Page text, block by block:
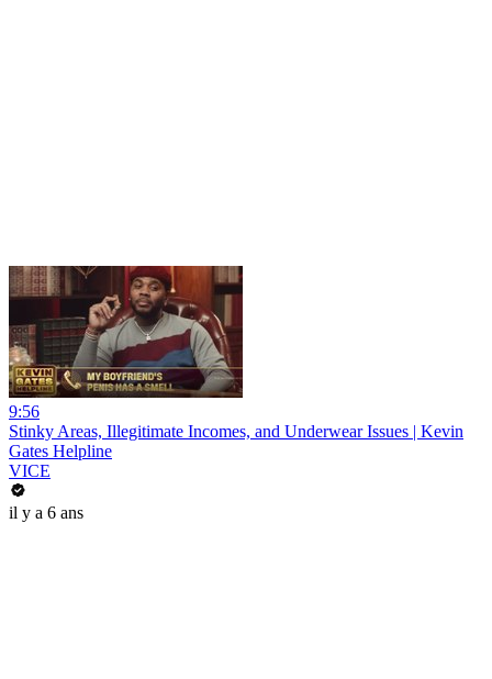
9:56
Stinky Areas, Illegitimate Incomes, and Underwear Issues | Kevin
Gates Helpline
VICE
il y a 6 ans